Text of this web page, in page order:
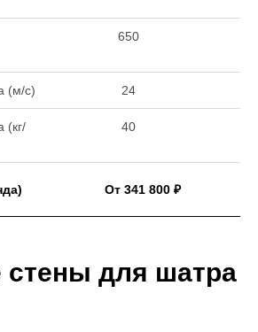
650
(м/с) 24
(кг/
40
От 341 800 ₽
для шатра